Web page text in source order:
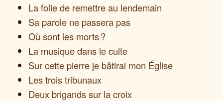
La folie de remettre au lendemain
Sa parole ne passera pas
Où sont les morts ?
La musique dans le culte
Sur cette pierre je bâtirai mon Église
Les trois tribunaux
Deux brigands sur la croix